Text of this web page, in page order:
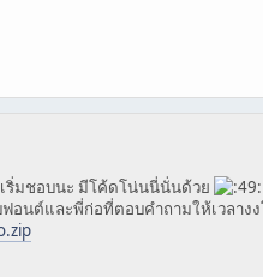
ริ่มชอบนะ มีโค้ดโน่นนี่นั่นด้วย
อนต์และพี่ก่อที่ตอบคำถามให้เวลาง